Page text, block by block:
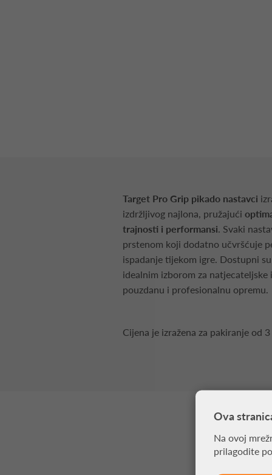
Target Pro Grip pikado nastavci
izdržljivog najlona, pružajući
trajnosti i performansi. Svaki
prstenom koji dodatno učvršćuje
ispadanje tijekom igre. Dostupni
idealnim izborom za
pouzdanu i profesionalnu opremu.
Cijena je izražena za pakiranje od
Ova
Na ovoj
prilagodite